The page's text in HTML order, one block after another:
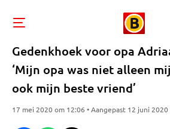
Gedenkhoek voor opa
‘Mijn opa was niet alleen
ook mijn beste vriend’
17 mei 2020 om 12:06 • Aangepast 12 juni